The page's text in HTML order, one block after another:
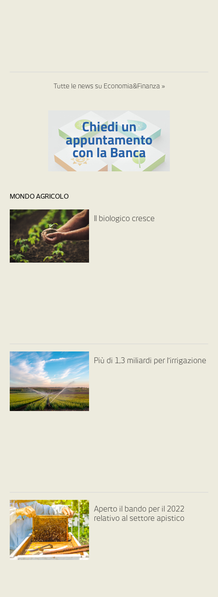
Tutte le news su Economia&Finanza »
MONDO AGRICOLO
Il biologico cresce
Più di 1,3 miliardi per l’irrigazione
Aperto il bando per il 2022
relativo al settore apistico